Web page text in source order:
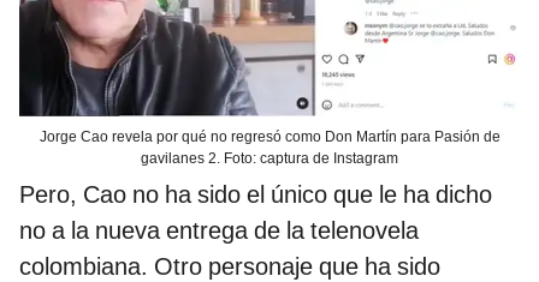
Jorge Cao revela por qué no regresó como Don Martín para Pasión de
gavilanes 2. Foto: captura de Instagram
Pero, Cao no ha sido el único que le ha dicho
no a la nueva entrega de la telenovela
colombiana. Otro personaje que ha sido